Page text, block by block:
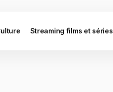
Streaming films et séries